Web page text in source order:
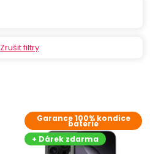
Zrušit filtry
Garance 100% kondice
baterie
+ Dárek zdarma